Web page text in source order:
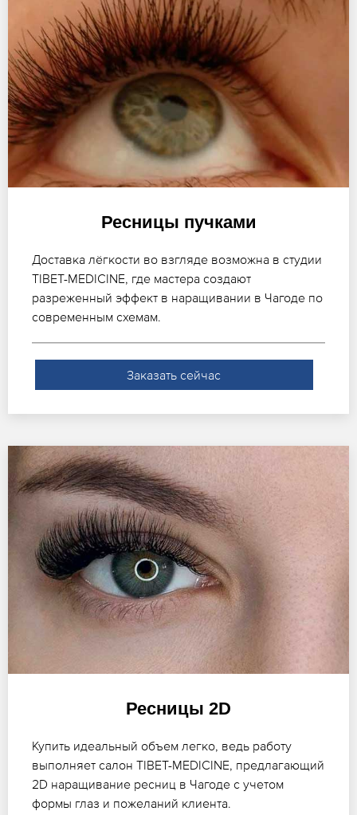
Ресницы пучками
Доставка лёгкости во взгляде возможна в студии
TIBET-MEDICINE, где мастера создают
разреженный эффект в наращивании в Чагоде по
современным схемам.
Заказать сейчас
Ресницы 2D
Купить идеальный объем легко, ведь работу
выполняет салон TIBET-MEDICINE, предлагающий
2D наращивание ресниц в Чагоде с учетом
формы глаз и пожеланий клиента.